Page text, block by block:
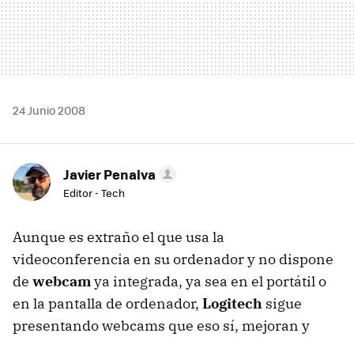
24 Junio 2008
Javier Penalva
Editor - Tech
Aunque es extraño el que usa la
videoconferencia en su ordenador y no dispone
de webcamya integrada, ya sea en el portátil o
en la pantalla de ordenador, Logitech sigue
presentando webcams que eso sí, mejoran y